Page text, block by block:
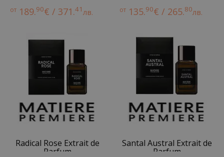
от 189.90€ / 371.41лв. от 135.90€ / 265.80лв.
Radical Rose Extrait de
Parfum
Santal Austral Extrait de
Parfum